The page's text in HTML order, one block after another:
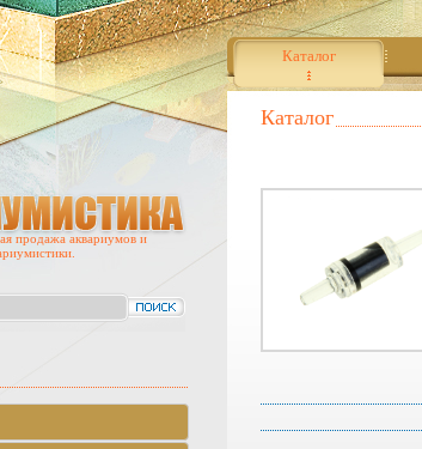
Каталог
Каталог
продажа аквариумов и